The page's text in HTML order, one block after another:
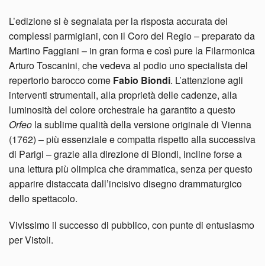
L’edizione si è segnalata per la risposta accurata dei
complessi parmigiani, con il Coro del Regio – preparato da
Martino Faggiani – in gran forma e così pure la Filarmonica
Arturo Toscanini, che vedeva al podio uno specialista del
repertorio barocco come Fabio Biondi. L’attenzione agli
interventi strumentali, alla proprietà delle cadenze, alla
luminosità del colore orchestrale ha garantito a questo
Orfeo la sublime qualità della versione originale di Vienna
(1762) – più essenziale e compatta rispetto alla successiva
di Parigi – grazie alla direzione di Biondi, incline forse a
una lettura più olimpica che drammatica, senza per questo
apparire distaccata dall’incisivo disegno drammaturgico
dello spettacolo.
Vivissimo il successo di pubblico, con punte di entusiasmo
per Vistoli.